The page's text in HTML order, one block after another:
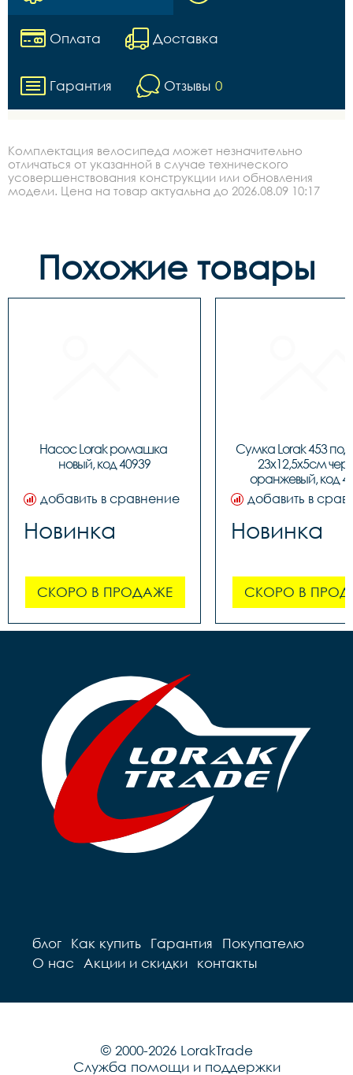
Оплата Доставка
Гарантия Отзывы 0
Комплектация велосипеда может незначительно
отличаться от указанной в случае технического
усовершенствования конструкции или обновления
модели. Цена на товар актуальна до 2026.08.09 10:17
Похожие товары
Насос Lorak ромашка
новый, код 40939
добавить в сравнение
Новинка
СКОРО В ПРОДАЖЕ
Сумка Lorak 453
23х12,5х5см
оранжевый, код
добавить в
Новинка
СКОРО В
блог Как купить Гарантия
Покупателю
О нас
Акции и скидки контакты
© 2000-2026 LorakTrade
Служба помощи и поддержки